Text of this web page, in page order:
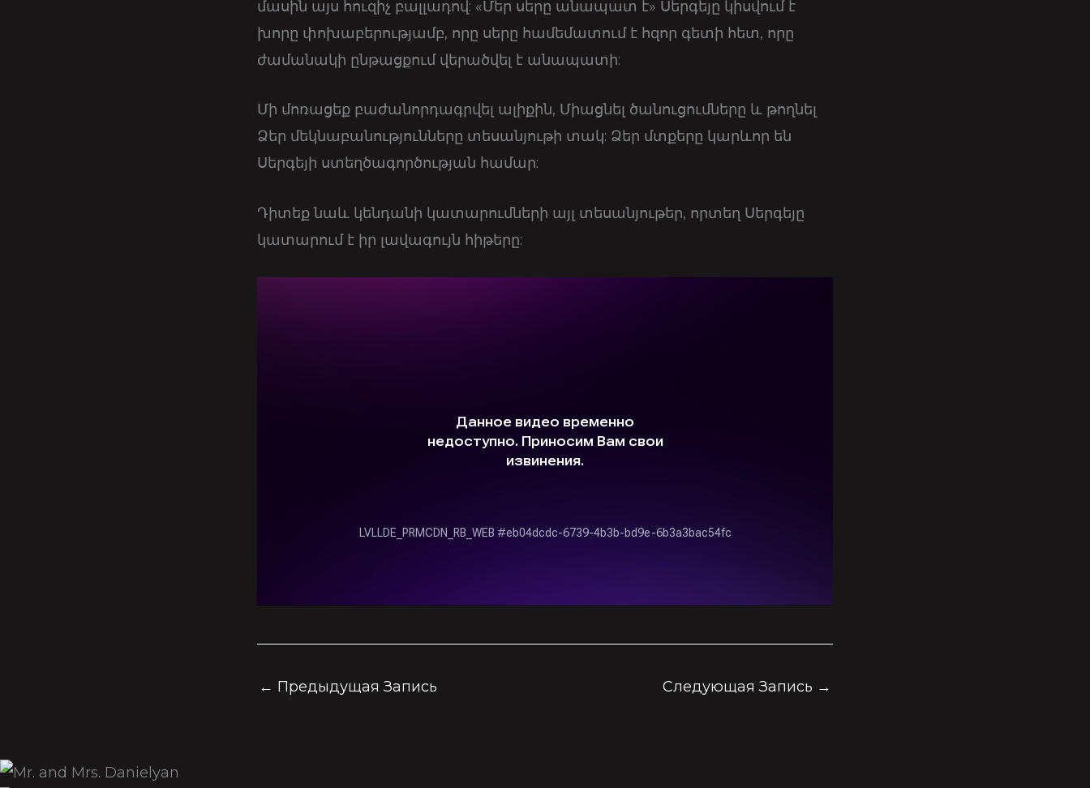
մասին այս հուզիչ բալլադով: «Մեր սերը անապատ է» Սերգեյը կիսվում է
խորը փոխաբերությամբ, որը սերը համեմատում է հզոր գետի հետ, որը
ժամանակի ընթացքում վերածվել է անապատի:
Մի մոռացեք բաժանորդագրվել ալիքին, Միացնել ծանուցումները և թողնել
Ձեր մեկնաբանությունները տեսանյութի տակ: Ձեր մտքերը կարևոր են
Սերգեյի ստեղծագործության համար:
Դիտեք նաև կենդանի կատարումների այլ տեսանյութեր, որտեղ Սերգեյը
կատարում է իր լավագույն հիթերը:
← Предыдущая Запись Следующая Запись →